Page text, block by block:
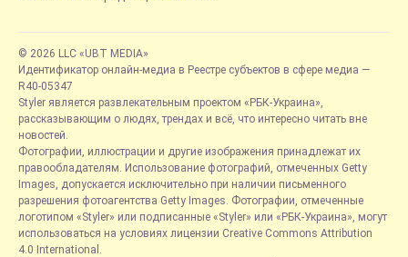
© 2026 LLC «UBT MEDIA»
Идентификатор онлайн-медиа в Реестре субъектов в сфере медиа —
R40-05347
Styler является развлекательным проектом «РБК-Украина»,
рассказывающим о людях, трендах и всё, что интересно читать вне
новостей.
Фотографии, иллюстрации и другие изображения принадлежат их
правообладателям. Использование фотографий, отмеченных Getty
Images, допускается исключительно при наличии письменного
разрешения фотоагентства Getty Images. Фотографии, отмеченные
логотипом «Styler» или подписанные «Styler» или «РБК-Украина», могут
использоваться на условиях лицензии Creative Commons Attribution
4.0 International.